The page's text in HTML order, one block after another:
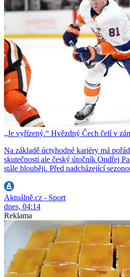
„Je vyřízený.“ Hvězdný Čech čelí v
Na základě úctyhodné kariéry má
skutečnosti ale český útočník Ondřej
stále hlouběji. Před nadcházející
Aktuálně.cz - Sport
dnes, 04:14
Reklama